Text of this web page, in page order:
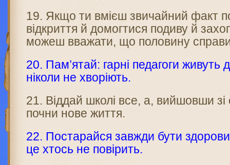
19. Якщо ти вмієш звичайний факт
відкриття й домогтися подиву й
можеш вважати, що половину
20. Пам’ятай: гарні педагоги живуть
ніколи не хворіють.
21. Віддай школі все, а, вийшовши зі
почни нове життя.
22. Постарайся завжди бути
це хтось не по­вірить.